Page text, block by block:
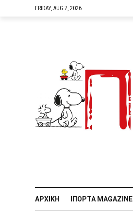
FRIDAY, AUG 7, 2026
ΑΡΧΙΚΉ IΠΌΡΤΑ MAGAZINE